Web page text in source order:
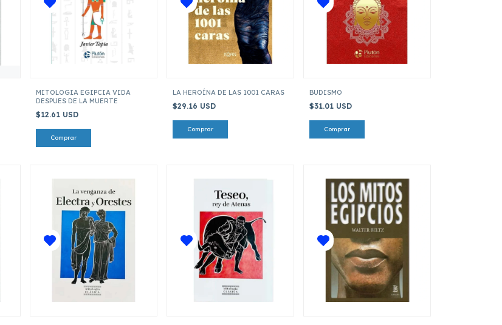
MITOLOGIA EGIPCIA VIDA
DESPUES DE LA MUERTE
$12.61 USD
LA HEROÍNA DE LAS 1001 CARAS
$29.16 USD
BUDISMO
$31.01 USD